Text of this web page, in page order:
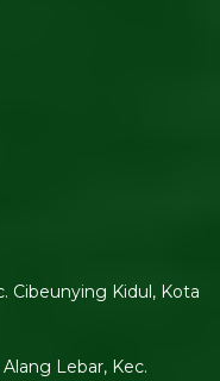
Cibeunying Kidul, Kota
Lebar, Kec.